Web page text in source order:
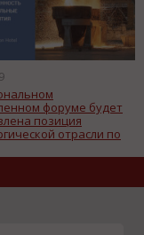
форуме будет
позиция
отрасли по